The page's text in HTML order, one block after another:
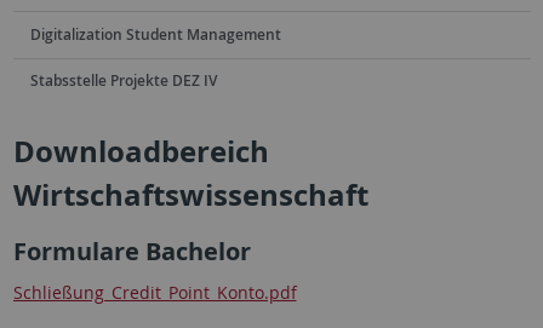
Digitalization Student Management
Stabsstelle Projekte DEZ IV
Downloadbereich
Wirtschaftswissenschaft
Formulare Bachelor
Schließung_Credit_Point_Konto.pdf